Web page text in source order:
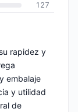
127
rapidez y
embalaje
y utilidad
de